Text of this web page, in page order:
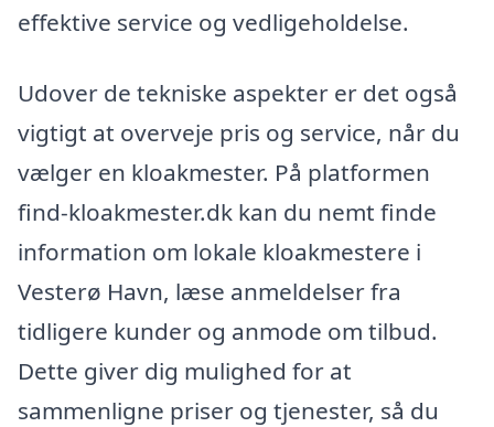
effektive service og vedligeholdelse.
Udover de tekniske aspekter er det også
vigtigt at overveje pris og service, når du
vælger en kloakmester. På platformen
find-kloakmester.dk kan du nemt finde
information om lokale kloakmestere i
Vesterø Havn, læse anmeldelser fra
tidligere kunder og anmode om tilbud.
Dette giver dig mulighed for at
sammenligne priser og tjenester, så du